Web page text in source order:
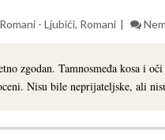
- Ljubići, Romani
zgodan. Tamnosmeđa kosa i
Nisu bile neprijateljske, ali